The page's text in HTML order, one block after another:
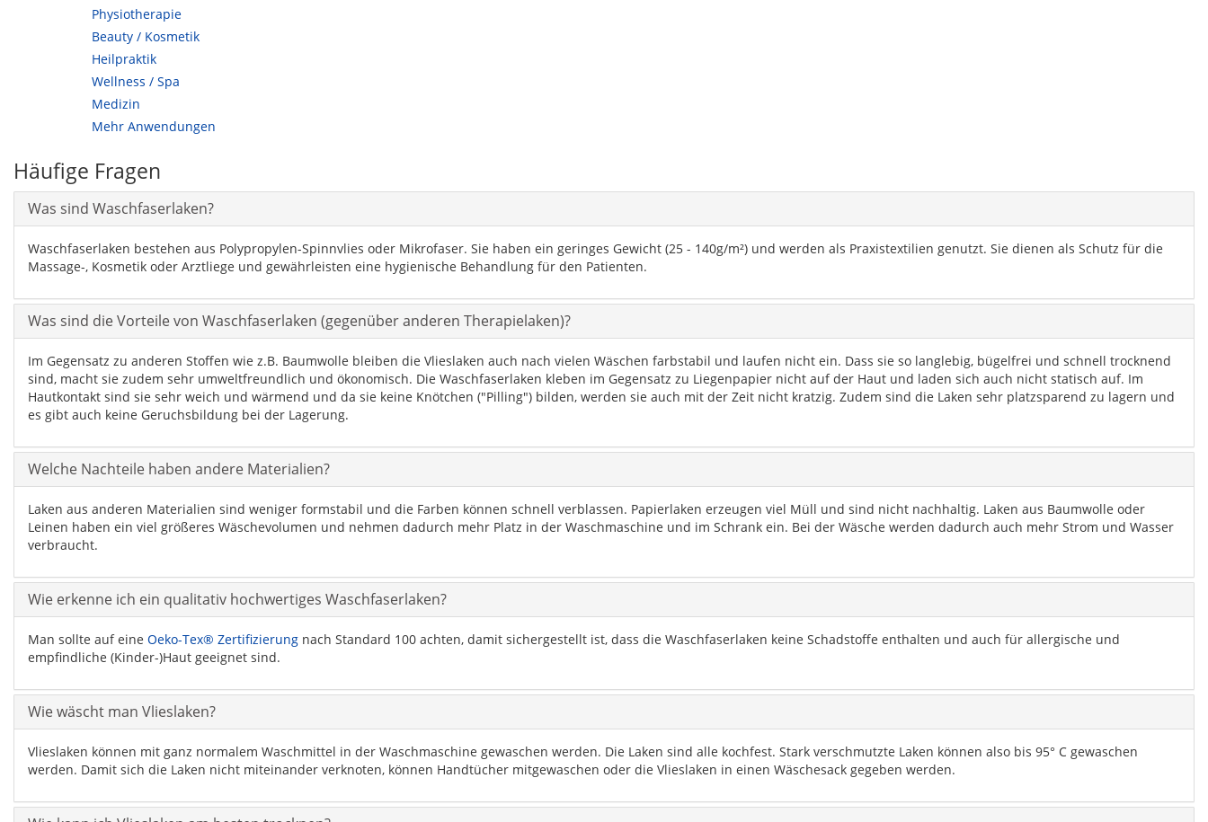
Physiotherapie
Beauty / Kosmetik
Heilpraktik
Wellness / Spa
Medizin
Mehr Anwendungen
Häufige Fragen
Was sind Waschfaserlaken?
Waschfaserlaken bestehen aus Polypropylen-Spinnvlies oder Mikrofaser. Sie haben ein geringes Gewicht (25 - 140g/m²) und werden als Praxistextilien genutzt. Sie dienen als Schutz für die
Massage-, Kosmetik oder Arztliege und gewährleisten eine hygienische Behandlung für den Patienten.
Was sind die Vorteile von Waschfaserlaken (gegenüber anderen Therapielaken)?
Im Gegensatz zu anderen Stoffen wie z.B. Baumwolle bleiben die Vlieslaken auch nach vielen Wäschen farbstabil und laufen nicht ein. Dass sie so langlebig, bügelfrei und schnell trocknend
sind, macht sie zudem sehr umweltfreundlich und ökonomisch. Die Waschfaserlaken kleben im Gegensatz zu Liegenpapier nicht auf der Haut und laden sich auch nicht statisch auf. Im
Hautkontakt sind sie sehr weich und wärmend und da sie keine Knötchen ("Pilling") bilden, werden sie auch mit der Zeit nicht kratzig. Zudem sind die Laken sehr platzsparend zu lagern und
es gibt auch keine Geruchsbildung bei der Lagerung.
Welche Nachteile haben andere Materialien?
Laken aus anderen Materialien sind weniger formstabil und die Farben können schnell verblassen. Papierlaken erzeugen viel Müll und sind nicht nachhaltig. Laken aus Baumwolle oder
Leinen haben ein viel größeres Wäschevolumen und nehmen dadurch mehr Platz in der Waschmaschine und im Schrank ein. Bei der Wäsche werden dadurch auch mehr Strom und Wasser
verbraucht.
Wie erkenne ich ein qualitativ hochwertiges Waschfaserlaken?
Man sollte auf eine Oeko-Tex® Zertifizierung nach Standard 100 achten, damit sichergestellt ist, dass die Waschfaserlaken keine Schadstoffe enthalten und auch für allergische und
empfindliche (Kinder-)Haut geeignet sind.
Wie wäscht man Vlieslaken?
Vlieslaken können mit ganz normalem Waschmittel in der Waschmaschine gewaschen werden. Die Laken sind alle kochfest. Stark verschmutzte Laken können also bis 95° C gewaschen
werden. Damit sich die Laken nicht miteinander verknoten, können Handtücher mitgewaschen oder die Vlieslaken in einen Wäschesack gegeben werden.